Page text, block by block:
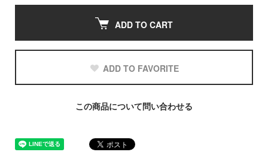
ADD TO CART
ADD TO FAVORITE
この商品について問い合わせる